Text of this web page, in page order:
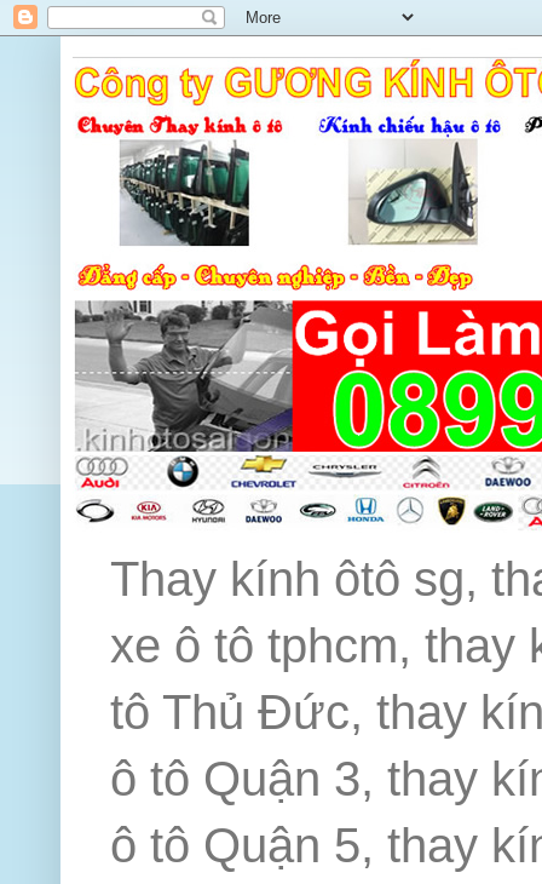
Thay kính ôtô sg,
xe ô tô tphcm, thay
tô Thủ Đức, thay
ô tô Quận 3, thay
ô tô Quận 5, thay